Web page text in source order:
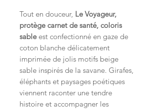
Tout en douceur, Le Voyageur,
protège carnet de santé, coloris
sable est confectionné en gaze de
coton blanche délicatement
imprimée de jolis motifs beige
sable inspirés de la savane. Girafes,
éléphants et paysages poétiques
viennent raconter une tendre
histoire et accompagner les